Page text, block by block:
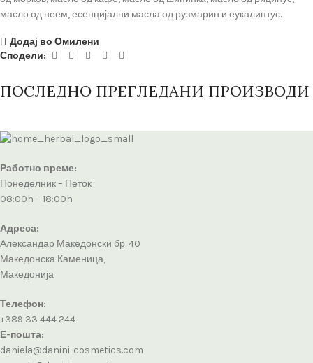
масло од неем, есенцијални масла од рузмарин и еукалиптус.
Додај во Омилени
Сподели:
ПОСЛЕДНО ПРЕГЛЕДАНИ ПРОИЗВОДИ
Работно време:
Понеделник – Петок
08:00h – 18:00h
Адреса:
Александар Македонски бр. 40
Македонска Каменица,
Македонија
Телефон:
+389 33 444 244
Е-пошта:
daniela@danini-cosmetics.com